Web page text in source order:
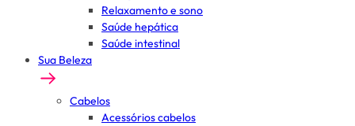
Relaxamento e sono
Saúde hepática
Saúde intestinal
Sua Beleza
Cabelos
Acessórios cabelos